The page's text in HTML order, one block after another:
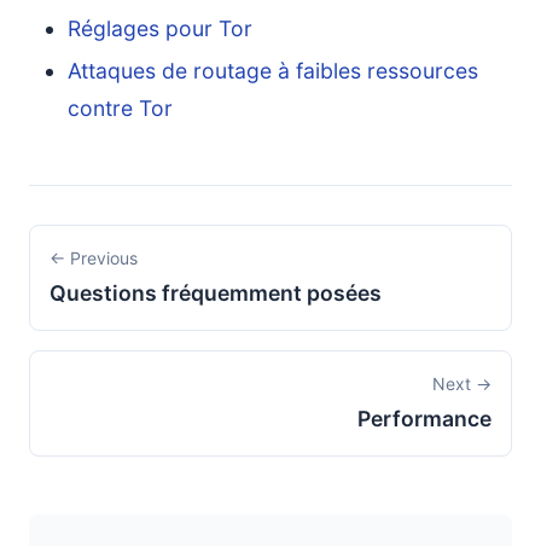
Réglages pour Tor
Attaques de routage à faibles ressources
contre Tor
← Previous
Questions fréquemment posées
Next →
Performance